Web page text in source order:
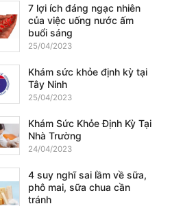
7 lợi ích đáng ngạc nhiên
của việc uống nước ấm
buổi sáng
25/04/2023
Khám sức khỏe định kỳ tại
Tây Ninh
25/04/2023
Khám Sức Khỏe Định Kỳ Tại
Nhà Trường
24/04/2023
4 suy nghĩ sai lầm về sữa,
phô mai, sữa chua cần
tránh